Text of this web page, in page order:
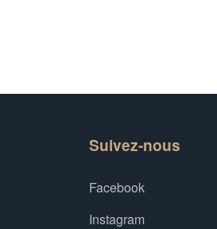
Suivez-nous
Facebook
Instagram